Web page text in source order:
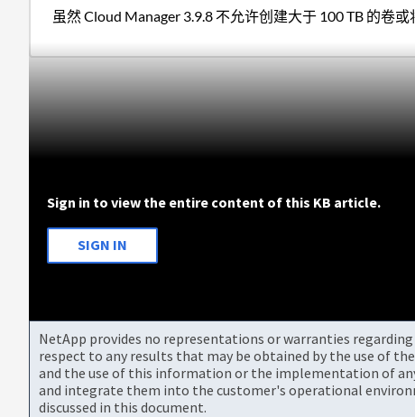
虽然 Cloud Manager 3.9.8 不允许创建大于 100 TB 的卷
Sign in to view the entire content of this KB article.
SIGN IN
NetApp provides no representations or warranties
respect to any results that may be obtained by the use of
and the use of this information or the implementation of
and integrate them into the customer's operational
discussed in this document.